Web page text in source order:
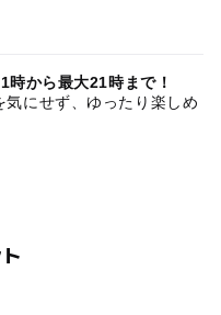
時から最大21時まで！
気にせず、ゆったり楽しめ